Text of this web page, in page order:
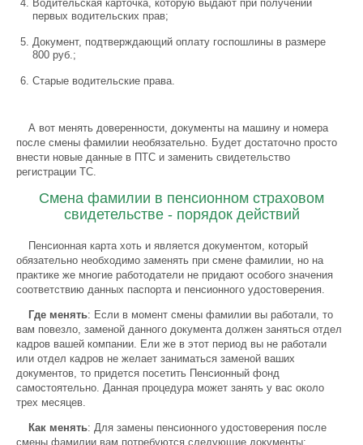
Водительская карточка, которую выдают при получении
первых водительских прав;
Документ, подтверждающий оплату госпошлины в размере
800 руб.;
Старые водительские права.
А вот менять доверенности, документы на машину и номера
после смены фамилии необязательно. Будет достаточно просто
внести новые данные в ПТС и заменить свидетельство
регистрации ТС.
Смена фамилии в пенсионном страховом
свидетельстве - порядок действий
Пенсионная карта хоть и является документом, который
обязательно необходимо заменять при смене фамилии, но на
практике же многие работодатели не придают особого значения
соответствию данных паспорта и пенсионного удостоверения.
Где менять: Если в момент смены фамилии вы работали, то
вам повезло, заменой данного документа должен заняться отдел
кадров вашей компании. Ели же в этот период вы не работали
или отдел кадров не желает заниматься заменой ваших
документов, то придется посетить Пенсионный фонд
самостоятельно. Данная процедура может занять у вас около
трех месяцев.
Как менять: Для замены пенсионного удостоверения после
смены фамилии вам потребуются следующие документы: